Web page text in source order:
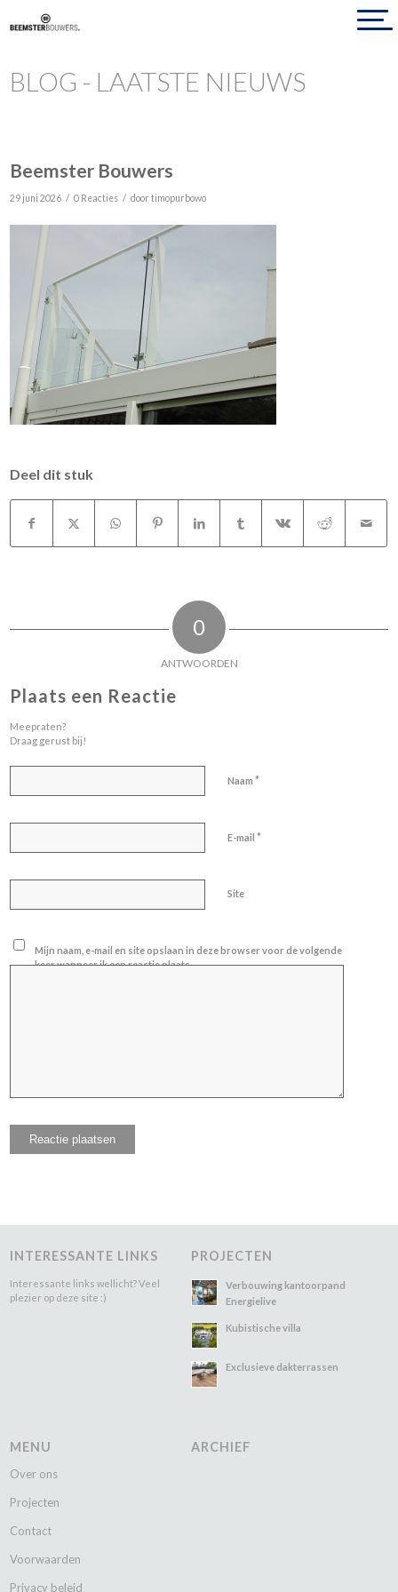
BLOG - LAATSTE NIEUWS
Beemster Bouwers
29 juni 2026 / 0 Reacties / doortimopurbowo
Deel dit stuk
0
ANTWOORDEN
Plaats een Reactie
Meepraten?
Draag gerust bij!
Naam*
E-mail*
Site
Mijn naam, e-mail en site opslaan in deze browser voor de volgende
keer wanneer ik een reactie plaats.
INTERESSANTE LINKS
Interessante links wellicht? Veel
plezier op deze site :)
PROJECTEN
Verbouwing kantoorpand
Energielive
Kubistische villa
Exclusieve dakterrassen
MENU
Over ons
Projecten
Contact
Voorwaarden
Privacy beleid
ARCHIEF